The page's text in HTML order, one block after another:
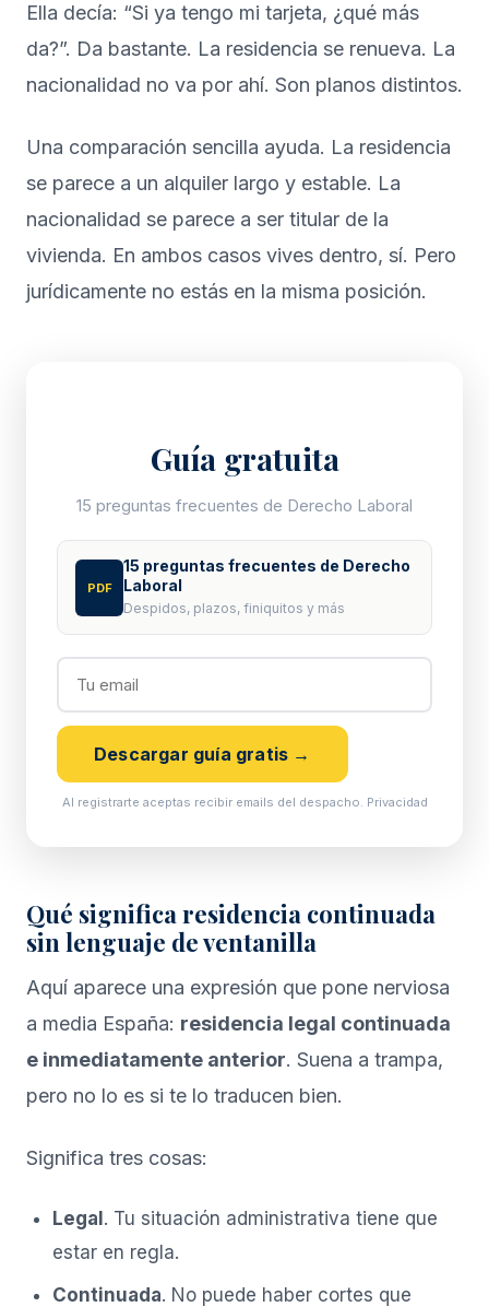
Ella decía: “Si ya tengo mi tarjeta, ¿qué más
da?”. Da bastante. La residencia se renueva. La
nacionalidad no va por ahí. Son planos distintos.
Una comparación sencilla ayuda. La residencia
se parece a un alquiler largo y estable. La
nacionalidad se parece a ser titular de la
vivienda. En ambos casos vives dentro, sí. Pero
jurídicamente no estás en la misma posición.
Guía gratuita
15 preguntas frecuentes de Derecho Laboral
PDF
15 preguntas frecuentes de Derecho
Laboral
Despidos, plazos, finiquitos y más
Descargar guía gratis →
Al registrarte aceptas recibir emails del despacho. Privacidad
Qué significa residencia continuada
sin lenguaje de ventanilla
Aquí aparece una expresión que pone nerviosa
a media España: residencia legal continuada
e inmediatamente anterior. Suena a trampa,
pero no lo es si te lo traducen bien.
Significa tres cosas:
Legal . Tu situación administrativa tiene que
estar en regla.
Continuada. No puede haber cortes que